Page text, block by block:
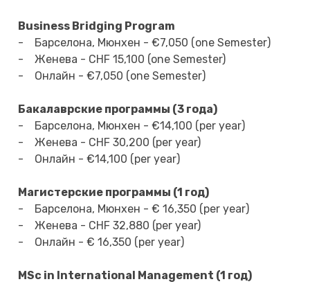
Business Bridging Program
- Барселона, Мюнхен - €7,050 (one Semester)
- Женева - CHF 15,100 (one Semester)
- Онлайн - €7,050 (one Semester)
Бакалаврские программы (3 года)
- Барселона, Мюнхен - €14,100 (per year)
- Женева - CHF 30,200 (per year)
- Онлайн - €14,100 (per year)
Магистерские программы (1 год)
- Барселона, Мюнхен - € 16,350 (per year)
- Женева - CHF 32,880 (per year)
- Онлайн - € 16,350 (per year)
MSc in International Management (1 год)